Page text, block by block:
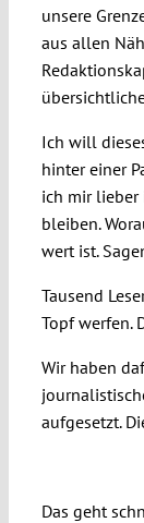
unsere
aus allen
Ich will
hinter einer
ich mir lieber
bleiben.
wert ist.
Tausend
Topf werfen.
Wir haben
aufgesetzt.
Das geht